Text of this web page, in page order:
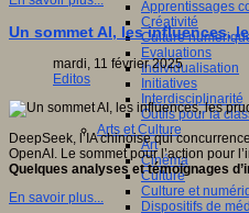
Apprentissages
Créativité
Culture
Evaluations
Individualisation
Initiatives
Interdisciplinarité
Outils pour la
Arts et Culture
Art
Cinéma
Culture
Culture et
Dispositifs de
Un sommet AI, les influences,
mardi, 11 février 2025
Editos
DeepSeek, l’IA chinoise qui
OpenAI. Le sommet pour l’action pour
Quelques analyses et témoignages
En savoir plus...